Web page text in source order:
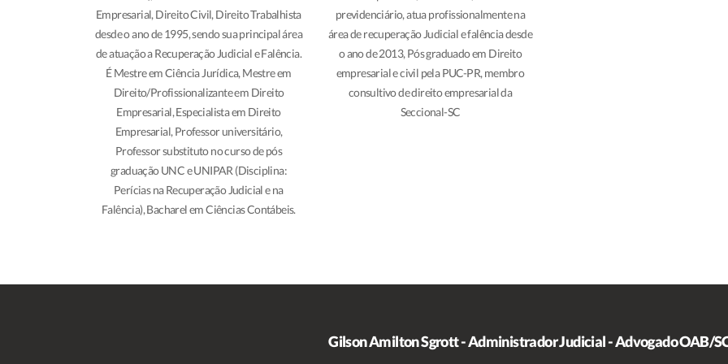
Empresarial, Direito Civil, Direito Trabalhista
desde o ano de 1995, sendo sua principal área
de atuação a Recuperação Judicial e Falência.
É Mestre em Ciência Jurídica, Mestre em
Direito/Profissionalizante em Direito
Empresarial, Especialista em Direito
Empresarial, Professor universitário,
Professor substituto no curso de pós
graduação UNC e UNIPAR (Disciplina:
Perícias na Recuperação Judicial e na
Falência), Bacharel em Ciências Contábeis.
previdenciário, atua profissionalmente na
área de recuperação Judicial e falência desde
o ano de 2013, Pós graduado em Direito
empresarial e civil pela PUC-PR, membro
consultivo de direito empresarial da
Seccional-SC
Gilson Amilton Sgrott - Administrador Judicial - Advogado OAB/